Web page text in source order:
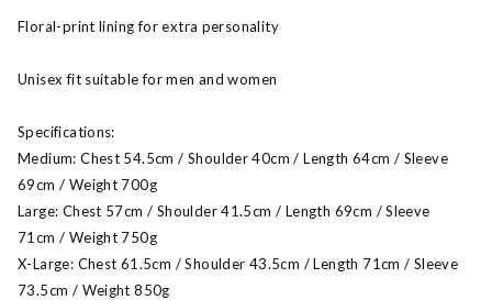
Floral-print lining for extra personality
Unisex fit suitable for men and women
Specifications:
Medium: Chest 54.5cm / Shoulder 40cm / Length 64cm / Sleeve
69cm / Weight 700g
Large: Chest 57cm / Shoulder 41.5cm / Length 69cm / Sleeve
71cm / Weight 750g
X-Large: Chest 61.5cm / Shoulder 43.5cm / Length 71cm / Sleeve
73.5cm / Weight 850g